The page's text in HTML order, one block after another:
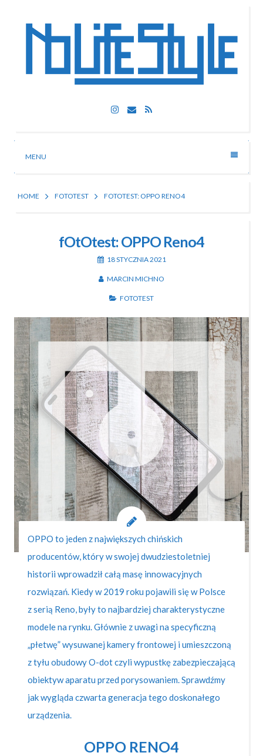
Nolife Style
Technologia, fotografia, rozrywka
Instagram
EmailRSS
MENU
HOME FOTOTEST FOTOTEST: OPPO RENO4
fOtOtest: OPPO Reno4
18 STYCZNIA 2021
MARCIN MICHNO
FOTOTEST
OPPO to jeden z największych chińskich
producentów, który w swojej dwudziestoletniej
historii wprowadził całą masę innowacyjnych
rozwiązań. Kiedy w 2019 roku pojawili się w Polsce
z serią Reno, były to najbardziej charakterystyczne
modele na rynku. Głównie z uwagi na specyficzną
„płetwę” wysuwanej kamery frontowej i umieszczoną
z tyłu obudowy O-dot czyli wypustkę zabezpieczającą
obiektyw aparatu przed porysowaniem. Sprawdźmy
jak wygląda czwarta generacja tego doskonałego
urządzenia.
OPPO RENO4